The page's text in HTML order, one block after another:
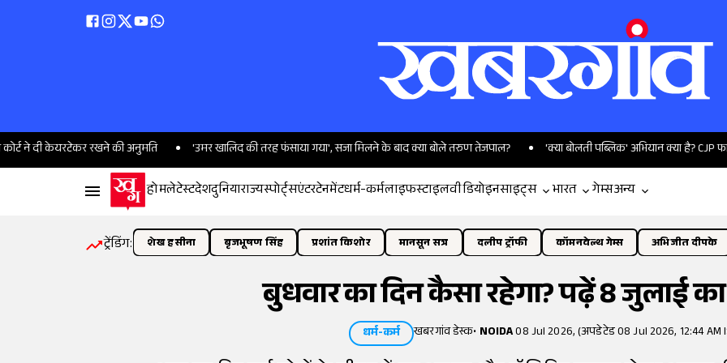
रखने की अनुमति 'उमर खालिद की तरह फंसाया गया', सजा मिलने के बाद क्या बोले तरुण तेजपाल? 'क्या बोलती पब्लिक' अभियान क्या है? CJP फाउंडर
होमलेटेस्टदेशदुनियाराज्यस्पोर्ट्सएंटरटेनमेंटधर्म-कर्मलाइफस्टाइलवीडियोइनसाइट्स भारत गेम्सअन्य
ट्रेंडिंग: शेख हसीना बृजभूषण सिंह प्रशांत किशोर मानसून सत्र दलीप ट्रॉफी कॉमनवेल्थ गेम्स अभिजीत दीपके
बुधवार का दिन कैसा रहेगा? पढ़ें 8 जुलाई
धर्म-कर्म खबरगांव डेस्क• NOIDA08 Jul 2026, (अपडेटेड 08 Jul 2026, 12:44 AM